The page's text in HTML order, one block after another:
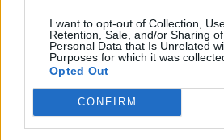
I want to opt-out of Collection,
Retention, Sale, and/or Sharing
Personal Data that Is Unrelated
Purposes for which it was
Opted Out
CONFIRM